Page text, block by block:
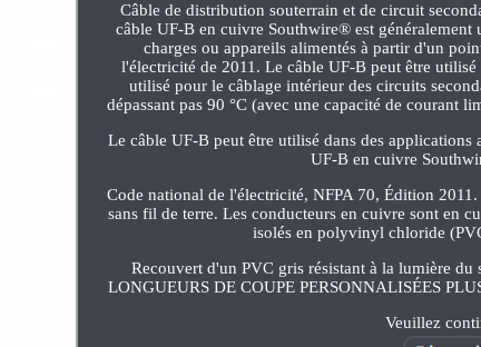
Câble de distribution souterrain et de circuit
câble UF-B en cuivre Southwire® est généralement
charges ou appareils alimentés à partir d'un
l'électricité de 2011. Le câble UF-B peut être
utilisé pour le câblage intérieur des circuits
dépassant pas 90 °C (avec une capacité de courant
Le câble UF-B peut être utilisé dans des
UF-B en cuivre
Code national de l'électricité, NFPA 70, Édition
sans fil de terre. Les conducteurs en cuivre sont en
isolés en polyvinyl chloride
Recouvert d'un PVC gris résistant à la lumière
LONGUEURS DE COUPE PERSONNALISÉES
Veuillez